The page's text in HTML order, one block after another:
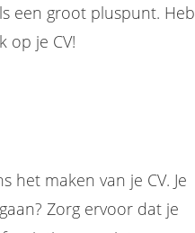
een groot pluspunt. Heb
op je CV!
het maken van je CV. Je
Zorg ervoor dat je